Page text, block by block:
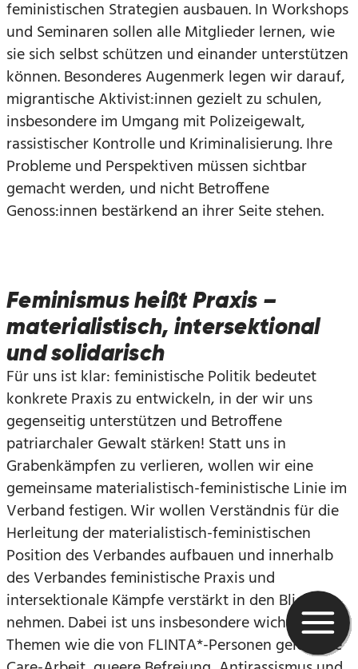
feministischen Strategien ausbauen. In Workshops
und Seminaren sollen alle Mitglieder lernen, wie
sie sich selbst schützen und einander unterstützen
können. Besonderes Augenmerk legen wir darauf,
migrantische Aktivist:innen gezielt zu schulen,
insbesondere im Umgang mit Polizeigewalt,
rassistischer Kontrolle und Kriminalisierung. Ihre
Probleme und Perspektiven müssen sichtbar
gemacht werden, und nicht Betroffene
Genoss:innen bestärkend an ihrer Seite stehen.
Feminismus heißt Praxis –
materialistisch, intersektional
und solidarisch
Für uns ist klar: feministische Politik bedeutet
konkrete Praxis zu entwickeln, in der wir uns
gegenseitig unterstützen und Betroffene
patriarchaler Gewalt stärken! Statt uns in
Grabenkämpfen zu verlieren, wollen wir eine
gemeinsame materialistisch-feministische Linie im
Verband festigen. Wir wollen Verständnis für die
Herleitung der materialistisch-feministischen
Position des Verbandes aufbauen und innerhalb
des Verbandes feministische Praxis und
intersektionale Kämpfe verstärkt in den Blick
nehmen. Dabei ist uns insbesondere wichtig, dass
Themen wie die von FLINTA*-Personen geleistete